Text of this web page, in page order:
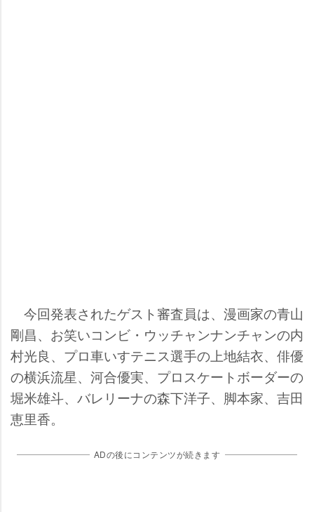
今回発表されたゲスト審査員は、漫画家の青山
剛昌、お笑いコンビ・ウッチャンナンチャンの内
村光良、プロ車いすテニス選手の上地結衣、俳優
の横浜流星、河合優実、プロスケートボーダーの
堀米雄斗、バレリーナの森下洋子、脚本家、吉田
恵里香。
ADの後にコンテンツが続きます